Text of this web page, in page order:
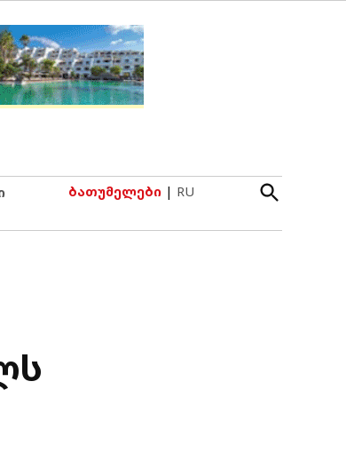
ბათუმელები | RU
Open
Search